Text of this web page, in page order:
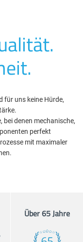
für uns keine Hürde,
bei denen mechanische,
perfekt
mit maximaler
Über 65 Jahre